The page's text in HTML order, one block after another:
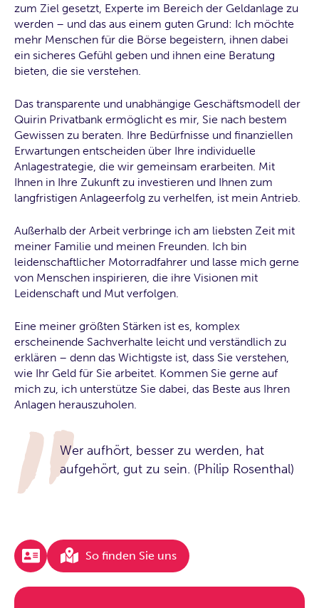
zum Ziel gesetzt, Experte im Bereich der Geldanlage zu
werden – und das aus einem guten Grund: Ich möchte
mehr Menschen für die Börse begeistern, ihnen dabei
ein sicheres Gefühl geben und ihnen eine Beratung
bieten, die sie verstehen.
Das transparente und unabhängige Geschäftsmodell der
Quirin Privatbank ermöglicht es mir, Sie nach bestem
Gewissen zu beraten. Ihre Bedürfnisse und finanziellen
Erwartungen entscheiden über Ihre individuelle
Anlagestrategie, die wir gemeinsam erarbeiten. Mit
Ihnen in Ihre Zukunft zu investieren und Ihnen zum
langfristigen Anlageerfolg zu verhelfen, ist mein Antrieb.
Außerhalb der Arbeit verbringe ich am liebsten Zeit mit
meiner Familie und meinen Freunden. Ich bin
leidenschaftlicher Motorradfahrer und lasse mich gerne
von Menschen inspirieren, die ihre Visionen mit
Leidenschaft und Mut verfolgen.
Eine meiner größten Stärken ist es, komplex
erscheinende Sachverhalte leicht und verständlich zu
erklären – denn das Wichtigste ist, dass Sie verstehen,
wie Ihr Geld für Sie arbeitet. Kommen Sie gerne auf
mich zu, ich unterstütze Sie dabei, das Beste aus Ihren
Anlagen herauszuholen.
Wer aufhört, besser zu werden, hat
aufgehört, gut zu sein. (Philip Rosenthal)
So finden Sie uns